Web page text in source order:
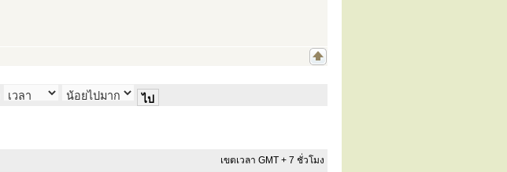
เขตเวลา GMT + 7 ชั่วโมง